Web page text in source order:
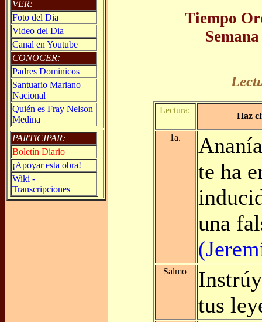
VER:
Foto del Dia
Video del Dia
Canal en Youtube
CONOCER:
Padres Dominicos
Santuario Mariano
Nacional
Quién es Fray Nelson
Medina
PARTICIPAR:
Boletín Diario
¡Apoyar esta obra!
Wiki -
Transcripciones
Tiempo
Lectura:
Haz
1a.
te ha
una
Salmo
tus